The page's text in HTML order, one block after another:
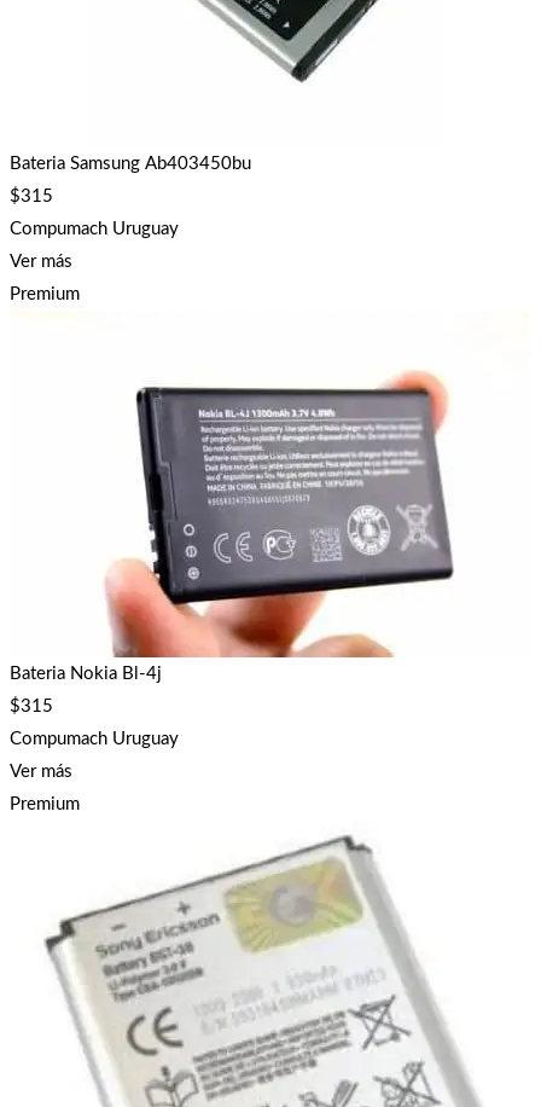
Bateria Samsung Ab403450bu
$315
Compumach Uruguay
Ver más
Premium
Bateria Nokia Bl-4j
$315
Compumach Uruguay
Ver más
Premium